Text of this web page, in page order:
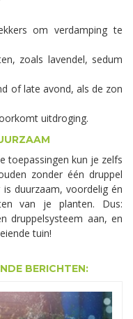
om verdamping te
zoals lavendel, sedum
of late avond, als de zon
uitdroging.
toepassingen kun je zelfs
zonder één druppel
duurzaam, voordelig én
van je planten. Dus:
druppelsysteem aan, en
tuin!
BERICHTEN: